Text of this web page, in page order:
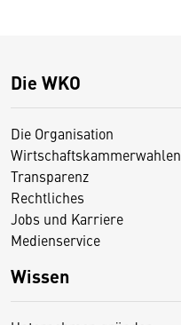
Die WKO
Die Organisation
Wirtschaftskammerwahlen
Transparenz
Rechtliches
Jobs und Karriere
Medienservice
Wissen